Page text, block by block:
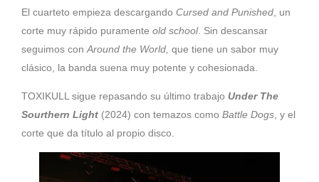
El cuarteto empieza descargando Cursed and Punished , un
corte muy rápido puramente old school. Sin descansar
seguimos con Around the World, que tiene un sabor muy
clásico, la banda suena muy potente y cohesionada.
TOXIKULL sigue repasando su último trabajo Under The
Sourthern Light (2024) con temazos como Battle Dogs , y el
corte que da título al propio disco.